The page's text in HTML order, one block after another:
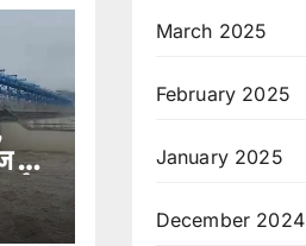
से
March 2025
February 2025
January 2025
December 2024